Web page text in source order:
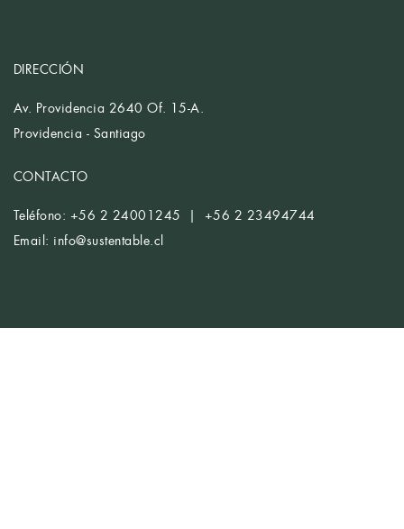
DIRECCIÓN
Av. Providencia 2640 Of. 15-A.
Providencia - Santiago
CONTACTO
Teléfono: +56 2 24001245 | +56 2 23494744
Email: info@sustentable.cl